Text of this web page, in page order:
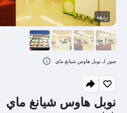
نوبل هاوس شيانغ ماي
ردهة
صور لـ نوبل هاوس شيانغ ماي